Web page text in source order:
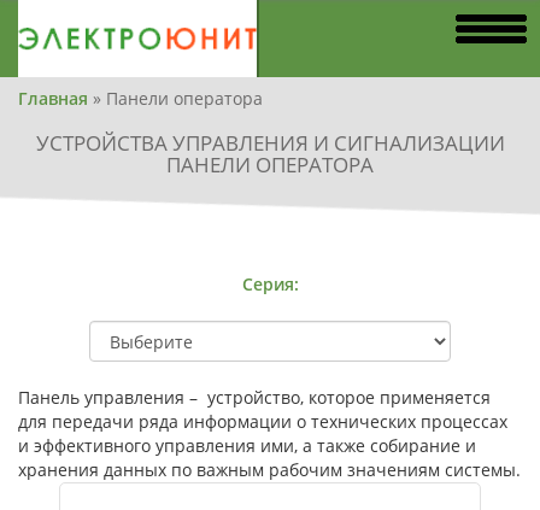
Вы
здесь
Главная » Панели оператора
УСТРОЙСТВА УПРАВЛЕНИЯ И СИГНАЛИЗАЦИИ
ПАНЕЛИ ОПЕРАТОРА
Серия:
Панель управления – устройство, которое применяется
для передачи ряда информации о технических процессах
и эффективного управления ими, а также собирание и
хранения данных по важным рабочим значениям системы.